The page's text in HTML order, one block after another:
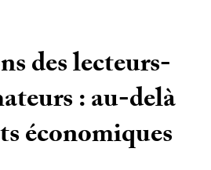
des lecteurs-
: au-delà
économiques